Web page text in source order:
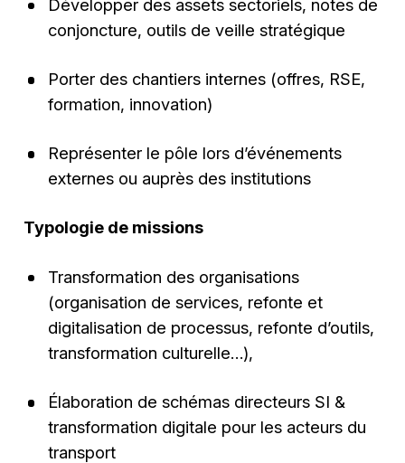
Développer des assets sectoriels, notes de
conjoncture, outils de veille stratégique
Porter des chantiers internes (offres, RSE,
formation, innovation)
Représenter le pôle lors d’événements
externes ou auprès des institutions
Typologie de missions
Transformation des organisations
(organisation de services, refonte et
digitalisation de processus, refonte d’outils,
transformation culturelle…),
Élaboration de schémas directeurs SI &
transformation digitale pour les acteurs du
transport